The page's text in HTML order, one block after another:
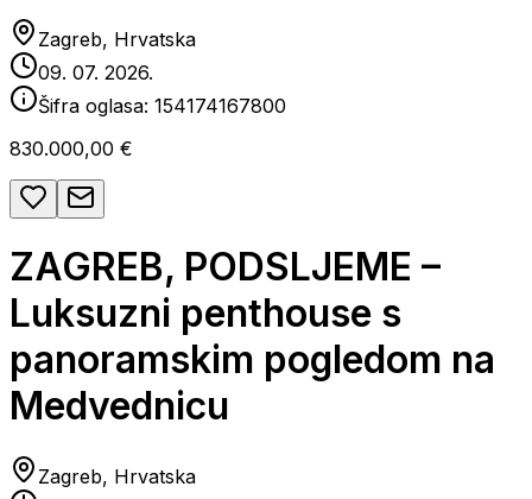
Zagreb, Hrvatska
09. 07. 2026.
Šifra oglasa: 154174167800
830.000,00 €
ZAGREB, PODSLJEME –
Luksuzni penthouse s
panoramskim pogledom na
Medvednicu
Zagreb, Hrvatska